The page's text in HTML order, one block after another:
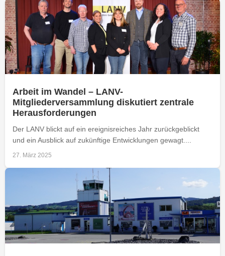
Arbeit im Wandel – LANV-
Mitgliederversammlung diskutiert zentrale
Herausforderungen
Der LANV blickt auf ein ereignisreiches Jahr zurückgeblickt
und ein Ausblick auf zukünftige Entwicklungen gewagt....
27. März 2025